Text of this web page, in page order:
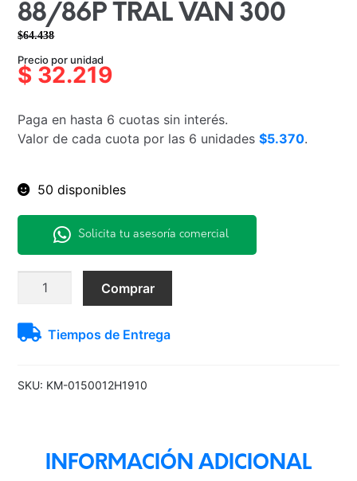
88/86P TRAL VAN 300
$64.438
precio
original
$64.438.
precio
actual
$32.219.
Precio por unidad
$ 32.219
Paga en hasta 6 cuotas sin interés.
Valor de cada cuota por las 6 unidades$5.370.
50 disponibles
Solicita tu asesoría comercial
500R12LT
88/86P
300
Comprar
Tiempos de Entrega
SKU: KM-0150012H1910
INFORMACIÓN ADICIONAL